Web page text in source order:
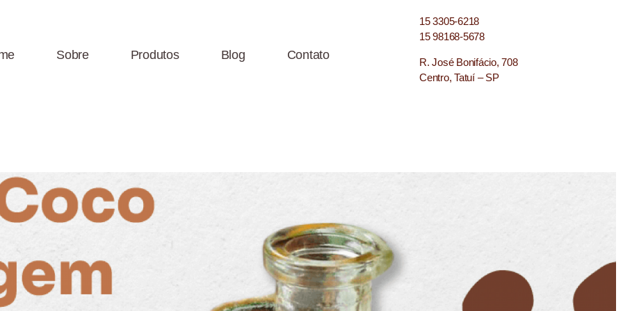
Sobre Produtos Blog Contato
15 3305-6218
15 98168-5678
R. José Bonifácio, 708
Centro, Tatuí – SP